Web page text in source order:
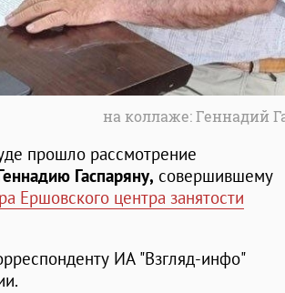
на коллаже: Геннадий
прошло рассмотрение
Гаспаряну, совершившему
Ершовского центра занятости
ИА "Взгляд-инфо"